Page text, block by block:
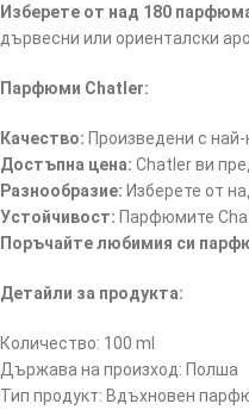
Изберете от над 180
дървесни или ориенталски
Парфюми Chatler:
Качество: Произведени с
Достъпна цена: Chatler ви
Разнообразие: Изберете от
Устойчивост: Парфюмите
Поръчайте любимия си
Детайли за продукта:
Количество: 100 ml
Държава на произход: Полша
Тип продукт: Вдъхновен